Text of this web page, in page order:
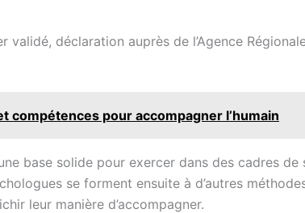
validé, déclaration auprès de l’Agence
compétences pour accompagner l’humain
base solide pour exercer dans des cadres
se forment ensuite à d’autres
leur manière d’accompagner.